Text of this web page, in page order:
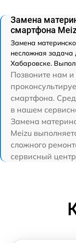
Замена
смартфона
Замена
несложная задача
Хабаровске.
Позвоните нам
смартфона.
в нашем
Замена
Meizu
сложного
сервисный